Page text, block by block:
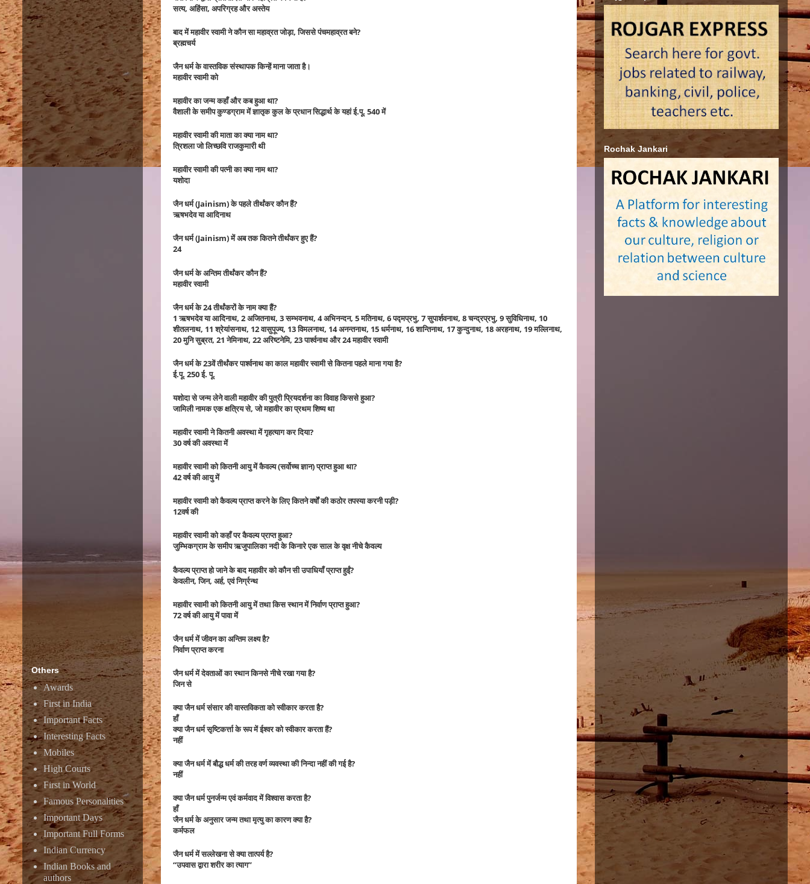
सत्य, अहिंसा, अपरिग्रह और अस्तेय
बाद में महावीर स्वामी ने कौन सा महाव्रत जोड़ा, जिससे पंचमहाव्रत बने?
ब्रह्मचर्य
जैन धर्म के वास्तविक संस्थापक किन्हें माना जाता है।
महावीर स्वामी को
महावीर का जन्म कहाँ और कब हुआ था?
वैशाली के समीप कुण्डग्राम में ज्ञातृक कुल के प्रधान सिद्धार्थ के यहां ई.पू. 540 में
महावीर स्वामी की माता का क्या नाम था?
त्रिशला जो लिच्छवि राजकुमारी थी
महावीर स्वामी की पत्नी का क्या नाम था?
यशोदा
जैन धर्म (Jainism)के पहले तीर्थंकर कौन हैं?
ऋषभदेव या आदिनाथ
जैन धर्म (Jainism)में अब तक कितने तीर्थंकर हुए हैं?
24
जैन धर्म के अन्तिम तीर्थंकर कौन हैं?
महावीर स्वामी
जैन धर्म के 24 तीर्थंकरों के नाम क्या हैं?
1 ऋषभदेव या आदिनाथ, 2 अजितनाथ, 3 सम्भवनाथ, 4 अभिनन्दन, 5 मतिनाथ, 6 पद्मप्रभु, 7 सुपार्शवनाथ, 8 चन्द्रप्रभु, 9 सुविधिनाथ, 10
शीतलनाथ, 11 श्रेयांसनाथ, 12 वासुपूज्य, 13 विमलनाथ, 14 अनन्तनाथ, 15 धर्मनाथ, 16 शान्तिनाथ, 17 कुन्दुनाथ, 18 अरहनाथ, 19 मल्लिनाथ,
20 मुनि सुब्रत, 21 नेमिनाथ, 22 अरिष्टनेमि, 23 पार्श्वनाथ और 24 महावीर स्वामी
जैन धर्म के 23वें तीर्थंकर पार्श्वनाथ का काल महावीर स्वामी से कितना पहले माना गया है?
ई.पू. 250 ई. पू.
यशोदा से जन्म लेने वाली महावीर की पुत्री प्रियदर्शना का विवाह किससे हुआ?
जामिली नामक एक क्षत्रिय से, जो महावीर का प्रथम शिष्य था
महावीर स्वामी ने कितनी अवस्था में गृहत्याग कर दिया?
30 वर्ष की अवस्था में
महावीर स्वामी को कितनी आयु में कैवल्य (सर्वोच्च ज्ञान) प्राप्त हुआ था?
42 वर्ष की आयु में
महावीर स्वामी को कैवल्य प्राप्त करने के लिए कितने वर्षों की कठोर तपस्या करनी पड़ी?
12वर्ष की
महावीर स्वामी को कहाँ पर कैवल्य प्राप्त हुआ?
जुम्भिकग्राम के समीप ऋजुपालिका नदी के किनारे एक साल के वृक्ष नीचे कैवल्य
कैवल्य प्राप्त हो जाने के बाद महावीर को कौन सी उपाधियाँ प्राप्त हुईं?
केवलीन, जिन, अर्ह, एवं निर्ग्रन्थ
महावीर स्वामी को कितनी आयु में तथा किस स्थान में निर्वाण प्राप्त हुआ?
72 वर्ष की आयु में पावा में
जैन धर्म में जीवन का अन्तिम लक्ष्य है?
निर्वाण प्राप्त करना
जैन धर्म में देवताओं का स्थान किनसे नीचे रखा गया है?
जिन से
क्या जैन धर्म संसार की वास्तविकता को स्वीकार करता है?
हाँ
क्या जैन धर्म सृष्टिकर्त्ता के रूप में ईश्वर को स्वीकार करता हैं?
नहीं
क्या जैन धर्म में बौद्ध धर्म की तरह वर्ण व्यवस्था की निन्दा नहीं की गई है?
नहीं
क्या जैन धर्म पुनर्जन्म एवं कर्मवाद में विश्वास करता है?
हाँ
जैन धर्म के अनुसार जन्म तथा मृत्यु का कारण क्या है?
कर्मफल
जैन धर्म में सल्लेखना से क्या तात्पर्य है?
“उपवास द्वारा शरीर का त्याग”
Others
Awards
First in India
Important Facts
Interesting Facts
Mobiles
High Courts
First in World
Famous Personalities
Important Days
Important Full Forms
Indian Currency
Indian Books and
authors
Rochak Jankari